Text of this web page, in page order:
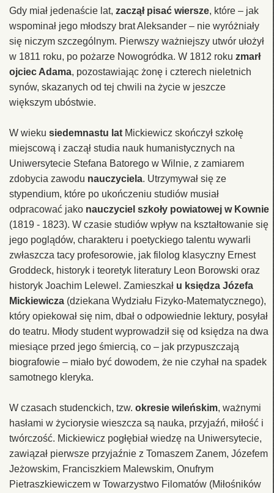
Gdy miał jedenaście lat, zaczął pisać wiersze, które – jak
wspominał jego młodszy brat Aleksander – nie wyróżniały
się niczym szczególnym. Pierwszy ważniejszy utwór ułożył
w 1811 roku, po pożarze Nowogródka. W 1812 roku zmarł
ojciec Adama, pozostawiając żonę i czterech nieletnich
synów, skazanych od tej chwili na życie w jeszcze
większym ubóstwie.
W wieku siedemnastu lat Mickiewicz skończył szkołę
miejscową i zaczął studia nauk humanistycznych na
Uniwersytecie Stefana Batorego w Wilnie, z zamiarem
zdobycia zawodu nauczyciela. Utrzymywał się ze
stypendium, które po ukończeniu studiów musiał
odpracować jako nauczyciel szkoły powiatowej w Kownie
(1819 - 1823). W czasie studiów wpływ na kształtowanie się
jego poglądów, charakteru i poetyckiego talentu wywarli
zwłaszcza tacy profesorowie, jak filolog klasyczny Ernest
Groddeck, historyk i teoretyk literatury Leon Borowski oraz
historyk Joachim Lelewel. Zamieszkał u księdza Józefa
Mickiewicza (dziekana Wydziału Fizyko-Matematycznego),
który opiekował się nim, dbał o odpowiednie lektury, posyłał
do teatru. Młody student wyprowadził się od księdza na dwa
miesiące przed jego śmiercią, co – jak przypuszczają
biografowie – miało być dowodem, że nie czyhał na spadek
samotnego kleryka.
W czasach studenckich, tzw. okresie wileńskim, ważnymi
hasłami w życiorysie wieszcza są nauka, przyjaźń, miłość i
twórczość. Mickiewicz pogłębiał wiedzę na Uniwersytecie,
zawiązał pierwsze przyjaźnie z Tomaszem Zanem, Józefem
Jeżowskim, Franciszkiem Malewskim, Onufrym
Pietraszkiewiczem w Towarzystwo Filomatów (Miłośników